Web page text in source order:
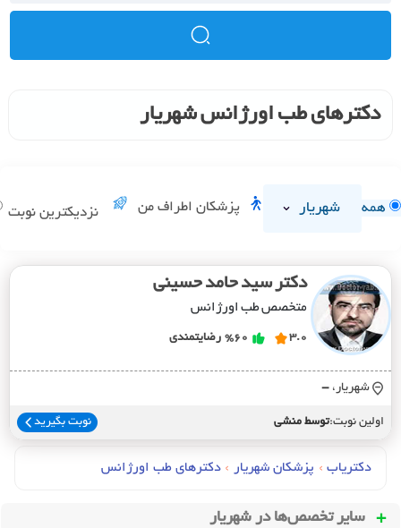
دکترهای طب اورژانس شهریار
همه شهریار پزشکان اطراف من نزدیکترین نوبت
دکتر سید حامد حسینی
متخصص طب اورژانس
3.0
%60 رضایتمندی
شهریار، -
اولین نوبت:توسط منشی نوبت بگیرید
دکتریاب › پزشکان شهریار › دکترهای طب اورژانس
سایر تخصص‌ها در شهریار